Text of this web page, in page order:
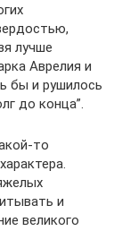
лучше
Аврелия и
бы и рушилось
до конца”.
то
и
великого